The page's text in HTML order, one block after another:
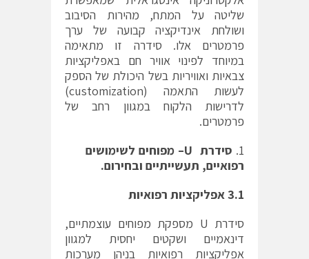
שליטה על המתח, מהירות הסיבוב
ושולחת אינדיקציה קבועה של ערך
פרמטרים אלו. סידרה זו מתאימה
במיוחד לפינוי אוויר חם באפליקציות
צבאיות ואוויריות בשל היכולת של הספק
לעשות התאמה (customization)
לדרישות הלקוח במגוון רחב של
פרמטרים.
סידרת
– מפוחים לשימושים
רפואיים, תעשייתיים ובחירום.
3.1 אפליקציות רפואיות
סידרת U מספקת מפוחים עוצמתיים,
דינאמיים ושקטים יחסית למגוון
אפליקציות רפואיות בניהן מערכות